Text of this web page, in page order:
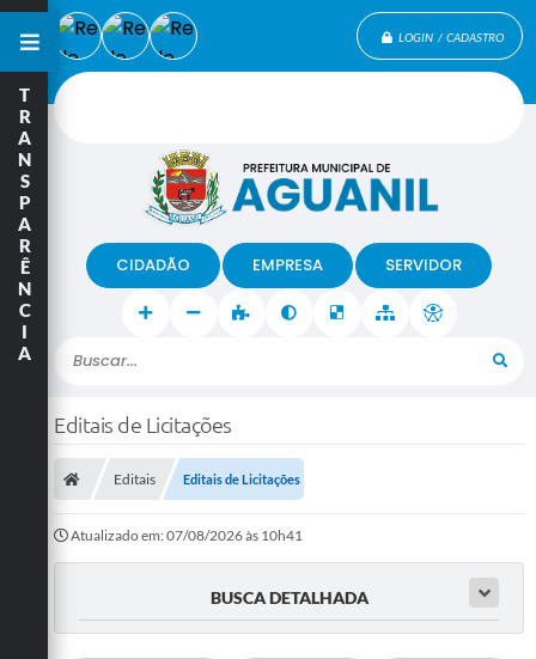
LOGIN / CADASTRO
Buscar...
CIDADÃO EMPRESA SERVIDOR
T
R
A
N
S
P
A
R
Ê
N
C
I
A
Editais de Licitações
Editais Editais de Licitações
Atualizado em: 07/08/2026 às 10h41
BUSCA DETALHADA